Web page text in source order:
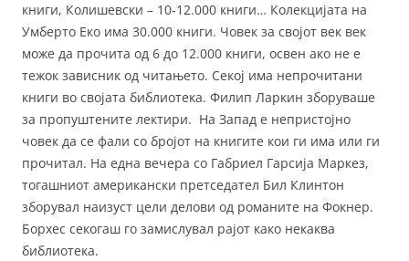
книги, Колишевски – 10-12.000 книги… Колекцијата на
Умберто Еко има 30.000 книги. Човек за својот век век
може да прочита од 6 до 12.000 книги, освен ако не е
тежок зависник од читањето. Секој има непрочитани
книги во својата библиотека. Филип Ларкин зборуваше
за пропуштените лектири. На Запад е непристојно
човек да се фали со бројот на книгите кои ги има или ги
прочитал. На една вечера со Габриел Гарсија Маркез,
тогашниот американски претседател Бил Клинтон
зборувал наизуст цели делови од романите на Фокнер.
Борхес секогаш го замислувал рајот како некаква
библиотека.